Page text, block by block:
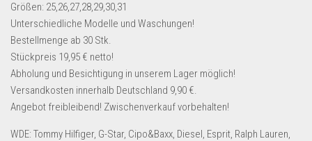
Spielzeug & Games
Schuhe & Accessoires
Sport & Freizeit
Uhren & Schmuck
Wohnen & Einrichten
Restposten-Angebote
Größen: 25,26,27,28,29,30,31
Unterschiedliche Modelle und Waschungen!
Bestellmenge ab 30 Stk.
Stückpreis 19,95 € netto!
Abholung und Besichtigung in unserem Lager möglich!
Versandkosten innerhalb Deutschland 9,90 €.
Angebot freibleibend! Zwischenverkauf vorbehalten!
WDE: Tommy Hilfiger, G-Star, Cipo&Baxx, Diesel, Esprit, Ralph Lauren,